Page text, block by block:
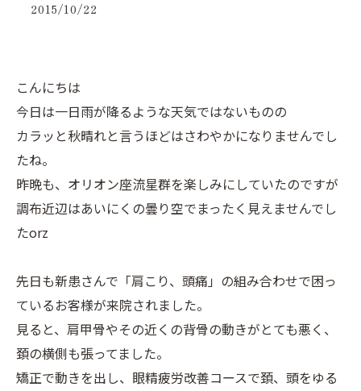
2015/10/22
こんにちは
今日は一日雨が降るような天気ではないものの
カラッと秋晴れと言うほどはさわやかになりませんでし
たね。
昨晩も、オリオン座流星群を楽しみにしていたのですが
調布近辺はあいにくの曇り空でまったく見えませんでし
たorz
先日も新患さんで「肩こり、頭痛」の組み合わせで困っ
ているお客様が来院されました。
見ると、肩甲骨やその近くの背骨の動きがとても悪く、
頚の横側も張ってました。
矯正で動きを出し、眼精疲労改善コースで頚、頭をゆる